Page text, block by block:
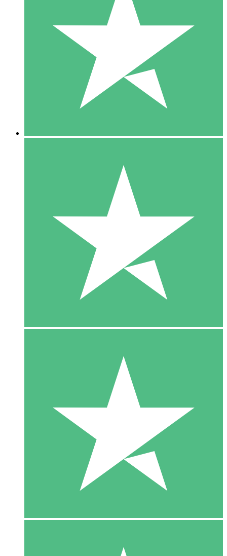
Paquetes de Créditos Individuales
Paga según el uso con créditos de descarga. Sin compromiso
10 00
10 Descargas
20 00